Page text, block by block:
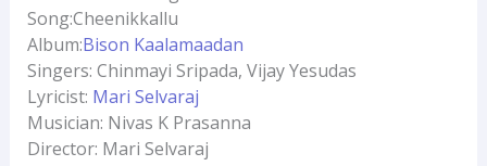
Song:Cheenikkallu
Album:Bison Kaalamaadan
Singers: Chinmayi Sripada, Vijay Yesudas
Lyricist: Mari Selvaraj
Musician: Nivas K Prasanna
Director: Mari Selvaraj